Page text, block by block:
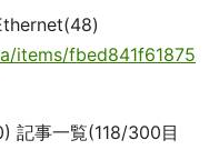
items/fbed841f61875
記事一覧(118/300目